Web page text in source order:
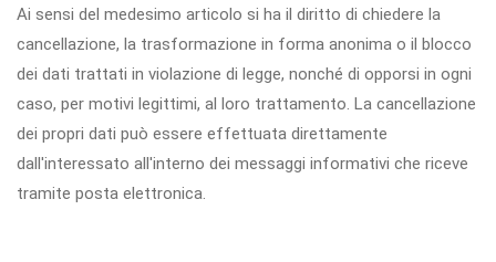
Ai sensi del medesimo articolo si ha il diritto di chiedere la
cancellazione, la trasformazione in forma anonima o il blocco
dei dati trattati in violazione di legge, nonché di opporsi in ogni
caso, per motivi legittimi, al loro trattamento. La cancellazione
dei propri dati può essere effettuata direttamente
dall'interessato all'interno dei messaggi informativi che riceve
tramite posta elettronica.